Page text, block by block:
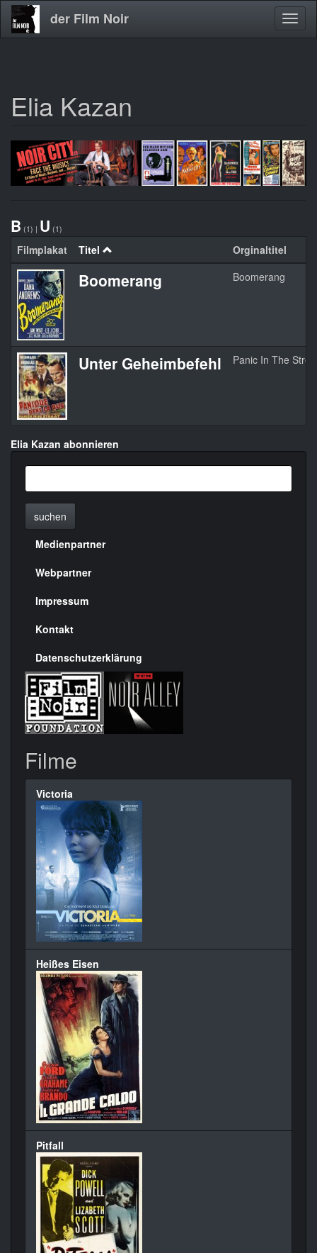
Direkt
zum
der Film Noir
Elia Kazan
B (1) | U (1)
Filmplakat Titel Orginaltitel
Boomerang Boomerang
Unter Geheimbefehl Panic In The
Elia Kazan abonnieren
suchen
Menülinks
rechte
Seite
Medienpartner
Webpartner
Impressum
Kontakt
Datenschutzerklärung
Filme
Victoria
Heißes Eisen
Pitfall